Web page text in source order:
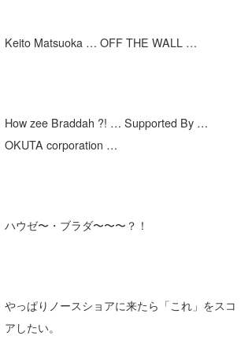
Keito Matsuoka … OFF THE WALL …
How zee Braddah ?! … Supported By …
OKUTA corporation …
ハウゼ〜・ブラダ〜〜〜？！
やっぱりノースショアに来たら「これ」をスコ
アしたい。
ライター/寄稿メディア
Yoshiyuki Obata
WAVAL
中浦“JET”章
☆加藤
波伝説